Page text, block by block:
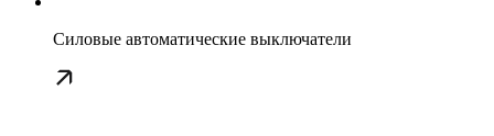
Силовые автоматические выключатели